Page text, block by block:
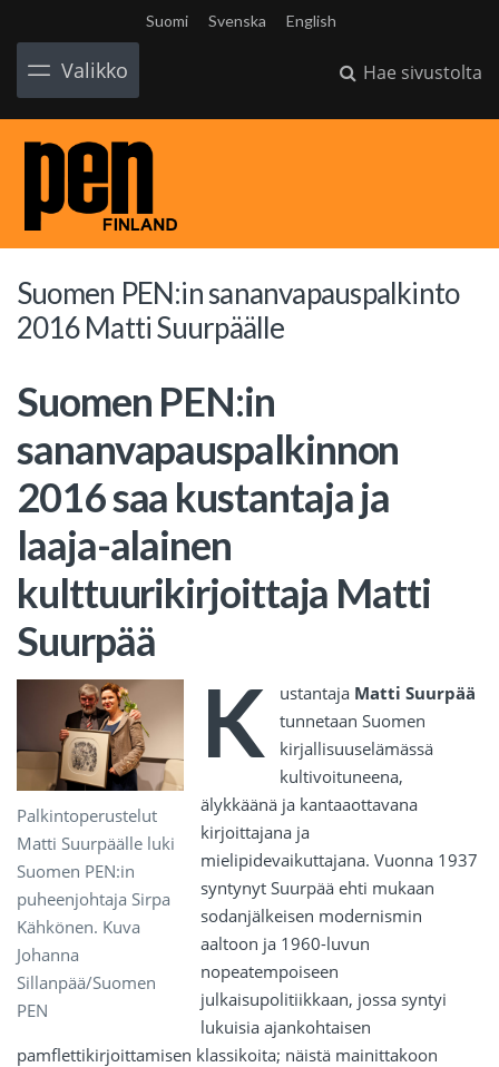
Suomi Svenska English
Valikko Hae sivustolta
Suomen PEN:in sananvapauspalkinto
2016 Matti Suurpäälle
Suomen PEN:in
sananvapauspalkinnon
2016 saa kustantaja ja
laaja-alainen
kulttuurikirjoittaja Matti
Suurpää
Palkintoperustelut
Matti Suurpäälle luki
Suomen PEN:in
puheenjohtaja Sirpa
Kähkönen. Kuva
Johanna
Sillanpää/Suomen
PEN
K ustantaja Matti Suurpää
tunnetaan Suomen
kirjallisuuselämässä
kultivoituneena,
älykkäänä ja kantaaottavana
kirjoittajana ja
mielipidevaikuttajana. Vuonna 1937
syntynyt Suurpää ehti mukaan
sodanjälkeisen modernismin
aaltoon ja 1960-luvun
nopeatempoiseen
julkaisupolitiikkaan, jossa syntyi
lukuisia ajankohtaisen
pamflettikirjoittamisen klassikoita; näistä mainittakoon